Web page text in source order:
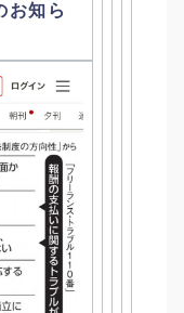
お知ら